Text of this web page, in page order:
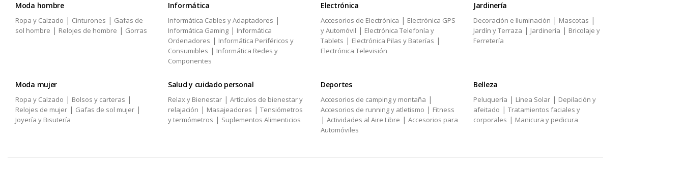
Moda hombre
Ropa y Calzado | Cinturones | Gafas de
sol hombre | Relojes de hombre | Gorras
Informática
Informática Cables y Adaptadores |
Informática Gaming | Informática
Ordenadores | Informática Periféricos y
Consumibles | Informática Redes y
Componentes
Electrónica
Accesorios de Electrónica | Electrónica GPS
y Automóvil | Electrónica Telefonía y
Tablets | Electrónica Pilas y Baterías |
Electrónica Televisión
Jardinería
Decoración e Iluminación | Mascotas |
Jardín y Terraza | Jardinería | Bricolaje y
Ferretería
Moda mujer
Ropa y Calzado | Bolsos y carteras |
Relojes de mujer | Gafas de sol mujer |
Joyería y Bisutería
Salud y cuidado personal
Relax y Bienestar | Artículos de bienestar y
relajación | Masajeadores | Tensiómetros
y termómetros | Suplementos Alimenticios
Deportes
Accesorios de camping y montaña |
Accesorios de running y atletismo | Fitness
| Actividades al Aire Libre | Accesorios para
Automóviles
Belleza
Peluquería | Línea Solar | Depilación y
afeitado | Tratamientos faciales y
corporales | Manicura y pedicura